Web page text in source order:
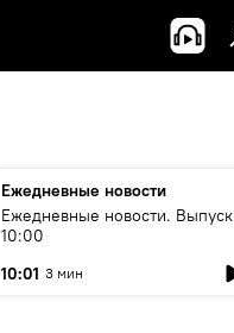
Ежедневные новости
Ежедневные новости. Выпуск
10:00
10:01 3 мин